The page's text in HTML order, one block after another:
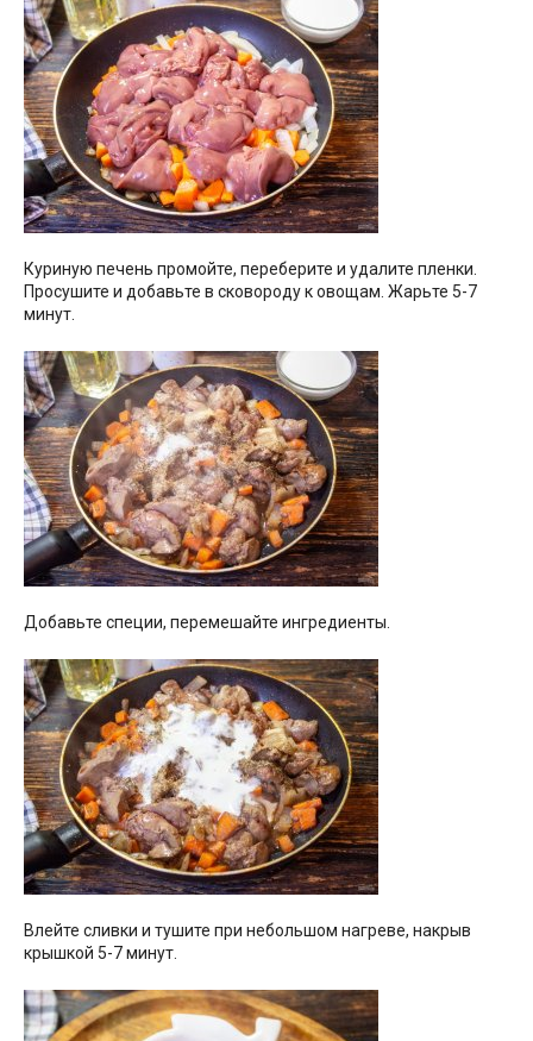
Куриную печень промойте, переберите и удалите пленки.
Просушите и добавьте в сковороду к овощам. Жарьте 5-7
минут.
Добавьте специи, перемешайте ингредиенты.
Влейте сливки и тушите при небольшом нагреве, накрыв
крышкой 5-7 минут.